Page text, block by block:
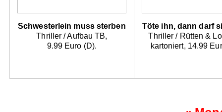
Schwesterlein muss sterben
Thriller / Aufbau TB,
9.99 Euro (D).
Töte ihn, dann darf
Thriller / Rütten &
kartoniert, 14.99